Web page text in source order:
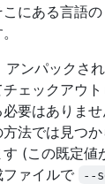
にある言語
ンパックさ
ェックアウ
要はありま
法では見つ
(この既定値
ァイルで
--